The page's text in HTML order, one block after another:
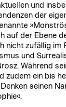
und
der
auf der Ebene
nicht zufällig
und
Während
zudem ein bis
seinen